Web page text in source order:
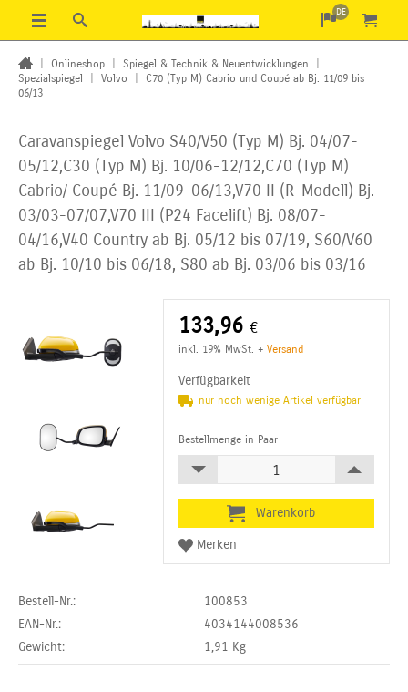
DE
Onlineshop Spiegel & Technik & Neuentwicklungen
Spezialspiegel
Volvo
C70 (Typ M) Cabrio und Coupé ab Bj. 11/09 bis
06/13
Caravanspiegel Volvo S40/V50 (Typ M) Bj. 04/07-
05/12,C30 (Typ M) Bj. 10/06-12/12,C70 (Typ M)
Cabrio/ Coupé Bj. 11/09-06/13,V70 II (R-Modell) Bj.
03/03-07/07,V70 III (P24 Facelift) Bj. 08/07-
04/16,V40 Country ab Bj. 05/12 bis 07/19, S60/V60
ab Bj. 10/10 bis 06/18, S80 ab Bj. 03/06 bis 03/16
Bestell-Nr.:
100853
EAN-Nr.:
4034144008536
Gewicht:
1,91 Kg
133,96 €
inkl. 19% MwSt. +Versand
Verfügbarkeit
nur noch wenige Artikel verfügbar
Bestellmenge in Paar